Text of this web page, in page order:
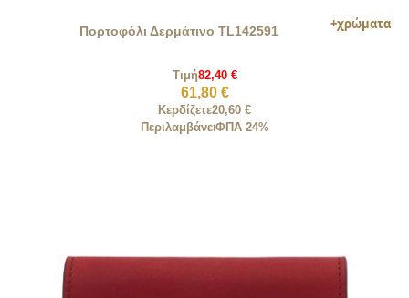
Πορτοφόλι Δερμάτινο TL142591
Τιμή82,40 €
61,80 €
Κερδίζετε20,60 €
ΠεριλαμβάνειΦΠΑ 24%